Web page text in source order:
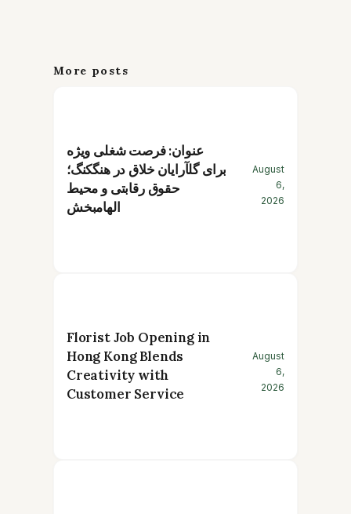
More posts
عنوان: فرصت شغلی ویژه
برای گلآرایان خلاق در هنگکنگ؛
حقوق رقابتی و محیط
الهامبخش
August
6,
2026
Florist Job Opening in
Hong Kong Blends
Creativity with
Customer Service
August
6,
2026